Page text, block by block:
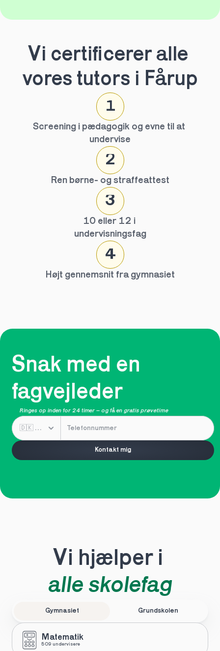
Vi certificerer alle
vores tutors i Fårup
1
Screening i pædagogik og evne til at
undervise
2
Ren børne- og straffeattest
3
10 eller 12 i
undervisningsfag
4
Højt gennemsnit fra gymnasiet
Snak med en
fagvejleder
Ringes op inden for 24 timer – og få en gratis prøvetime
Kontakt mig
Vi hjælper i
alle skolefag
Gymnasiet Grundskolen
Matematik
509 undervisere